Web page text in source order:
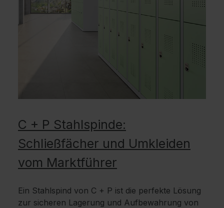
C + P Stahlspinde:
Schließfächer und Umkleiden
vom Marktführer
Ein Stahlspind von C + P ist die perfekte Lösung
zur sicheren Lagerung und Aufbewahrung von